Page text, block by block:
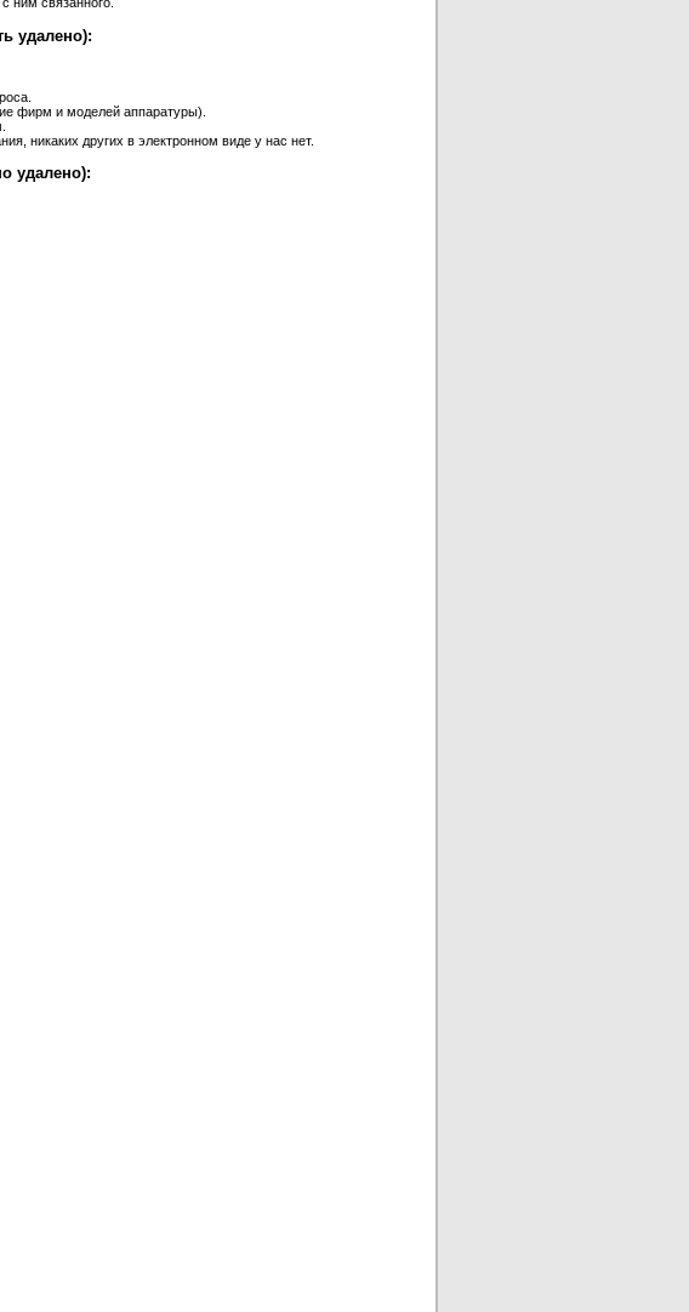
удалено):
фирм и моделей аппаратуры).
никаких других в электронном виде у нас нет.
удалено):